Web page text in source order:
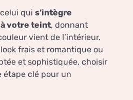
qui s’intègre
votre teint, donnant
vient de l’intérieur.
frais et romantique ou
et sophistiquée, choisir
étape clé pour un